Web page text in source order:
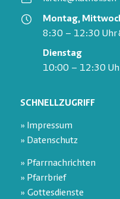
Montag,
8:30 – 12:30 Uhr
Dienstag
10:00 – 12:30
SCHNELLZUGRIFF
» Impressum
» Datenschutz
» Pfarrnachrichten
» Pfarrbrief
» Gottesdienste